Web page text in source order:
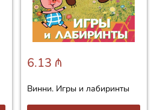
6.13 ₼
Винни. Игры и лабиринты